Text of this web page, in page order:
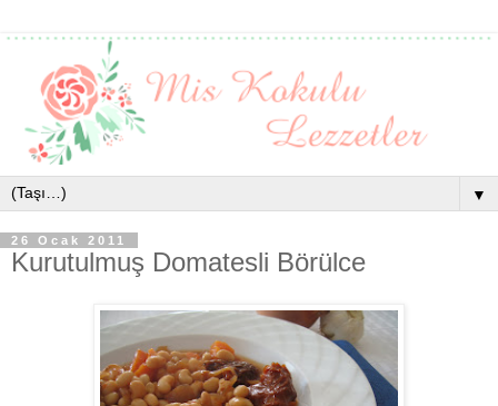
▼
26 Ocak 2011
Kurutulmuş Domatesli Börülce